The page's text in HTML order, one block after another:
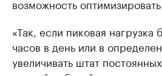
возможность
«Так, если пиковая нагрузка
часов в день или в
увеличивать штат